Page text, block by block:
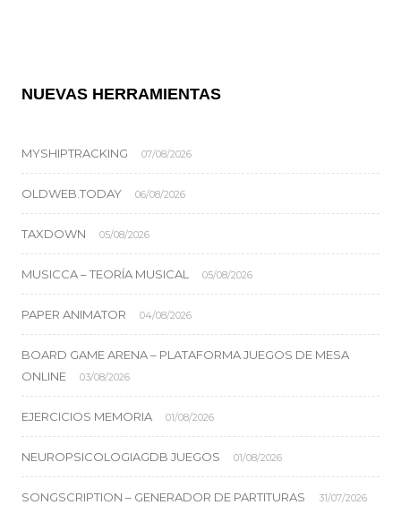
NUEVAS HERRAMIENTAS
MYSHIPTRACKING 07/08/2026
OLDWEB.TODAY 06/08/2026
TAXDOWN 05/08/2026
MUSICCA – TEORÍA MUSICAL 05/08/2026
PAPER ANIMATOR 04/08/2026
BOARD GAME ARENA – PLATAFORMA JUEGOS DE MESA
ONLINE
03/08/2026
EJERCICIOS MEMORIA 01/08/2026
NEUROPSICOLOGIAGDB JUEGOS 01/08/2026
SONGSCRIPTION – GENERADOR DE PARTITURAS 31/07/2026